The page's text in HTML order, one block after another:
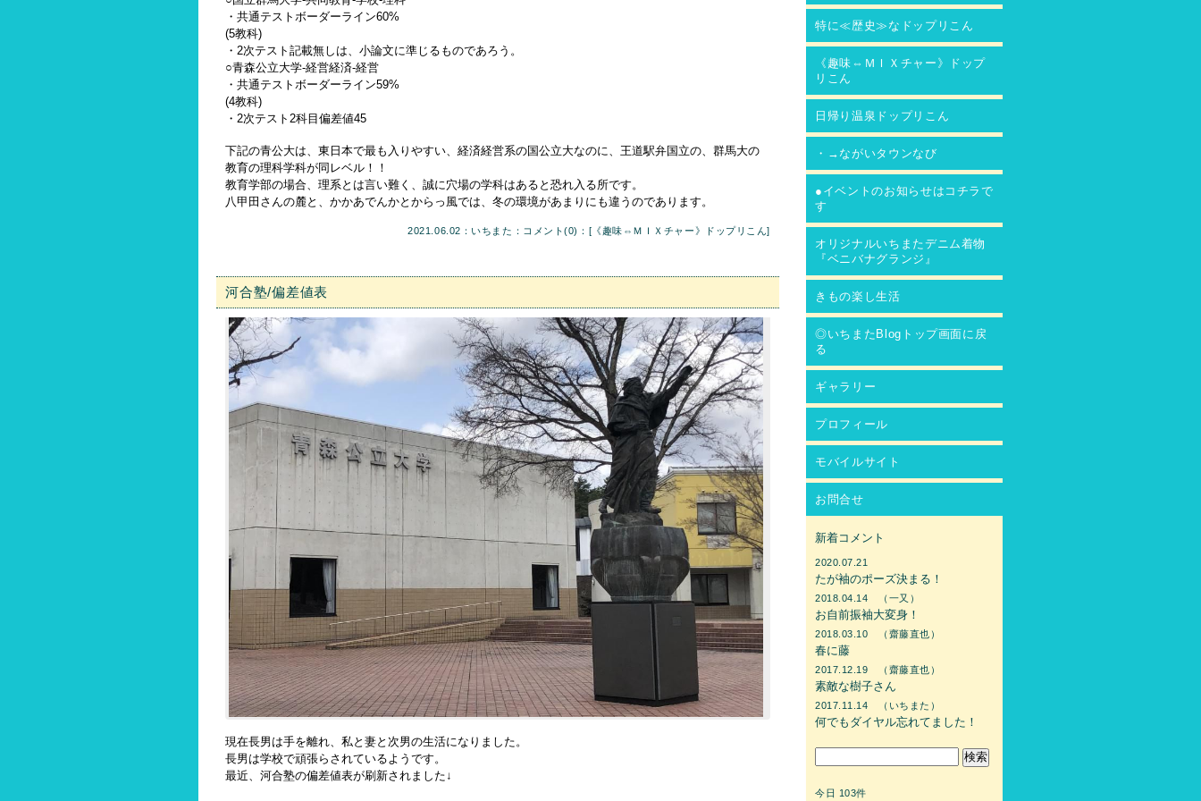
・共通テストボーダーライン60%
(5教科)
・2次テスト記載無しは、小論文に準じるものであろう。
○青森公立大学-経営経済-経営
・共通テストボーダーライン59%
(4教科)
・2次テスト2科目偏差値45
下記の青公大は、東日本で最も入りやすい、経済経営系の国公立大なのに、王道駅弁国立の、群馬大の
教育の理科学科が同レベル！！
教育学部の場合、理系とは言い難く、誠に穴場の学科はあると恐れ入る所です。
八甲田さんの麓と、かかあでんかとからっ風では、冬の環境があまりにも違うのであります。
2021.06.02：いちまた： コメント(0) ：[ 《趣味⇔ＭＩＸチャー》ドップリこん]
河合塾/偏差値表
現在長男は手を離れ、私と妻と次男の生活になりました。
長男は学校で頑張らされているようです。
最近、河合塾の偏差値表が刷新されました↓
特に≪歴史≫なドップリこん
《趣味⇔ＭＩＸチャー》ドップ
リこん
日帰り温泉ドップリこん
・→ながいタウンなび
●イベントのお知らせはコチラで
す
オリジナルいちまたデニム着物
『ベニバナグランジ』
きもの楽し生活
◎いちまたBlogトップ画面に戻
る
ギャラリー
プロフィール
モバイルサイト
お問合せ
新着コメント
2020.07.21
たが袖のポーズ決まる！
2018.04.14 （一又）
お自前振袖大変身！
2018.03.10 （齋藤直也）
春に藤
2017.12.19 （齋藤直也）
素敵な樹子さん
2017.11.14 （いちまた）
何でもダイヤル忘れてました！
今日 103件